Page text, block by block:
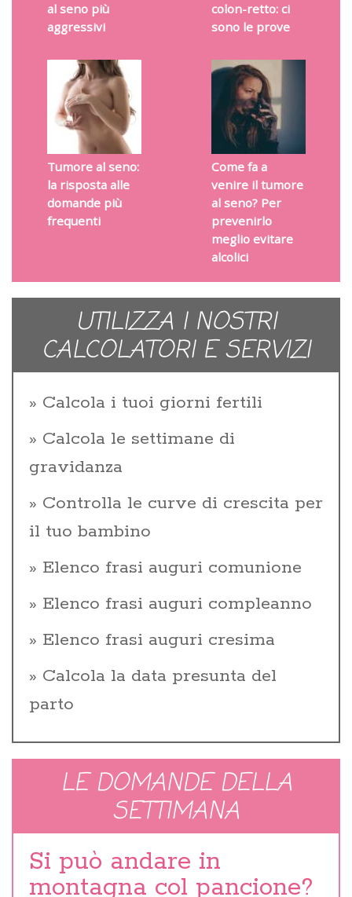
al seno più
aggressivi
colon-retto: ci
sono le prove
Tumore al seno:
la risposta alle
domande più
frequenti
Come fa a
venire il tumore
al seno? Per
prevenirlo
meglio evitare
alcolici
UTILIZZA I NOSTRI
CALCOLATORI E SERVIZI
Calcola i tuoi giorni fertili
Calcola le settimane di
gravidanza
Controlla le curve di crescita per
il tuo bambino
Elenco frasi auguri comunione
Elenco frasi auguri compleanno
Elenco frasi auguri cresima
Calcola la data presunta del
parto
LE DOMANDE DELLA
SETTIMANA
Si può andare in
montagna col pancione?